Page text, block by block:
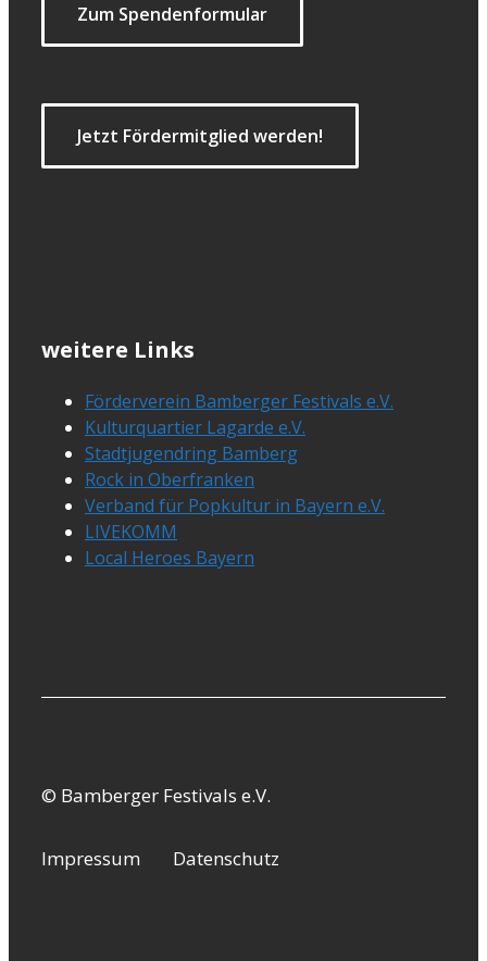
Zum Spendenformular
Jetzt Fördermitglied werden!
weitere Links
Förderverein Bamberger Festivals e.V.
Kulturquartier Lagarde e.V.
Stadtjugendring Bamberg
Rock in Oberfranken
Verband für Popkultur in Bayern e.V.
LIVEKOMM
Local Heroes Bayern
© Bamberger Festivals e.V.
Impressum Datenschutz